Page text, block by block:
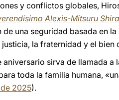
y conflictos globales,
Alexis-Mitsuru
una seguridad basada en
la fraternidad y el bien
aniversario sirva de llamada
toda la familia humana,
2025).